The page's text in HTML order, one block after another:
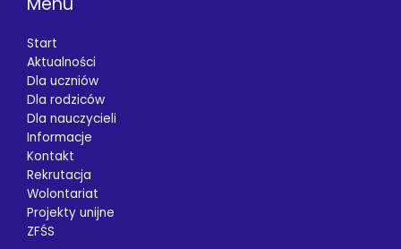
Start
Aktualności
Dla uczniów
Dla rodziców
Dla nauczycieli
Informacje
Kontakt
Rekrutacja
Wolontariat
Projekty unijne
ZFŚS